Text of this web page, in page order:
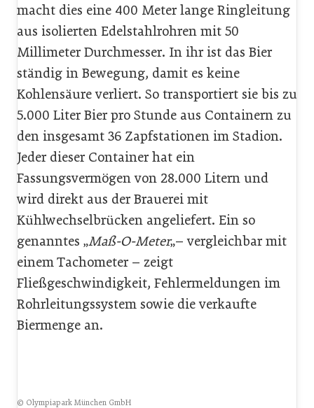
macht dies eine 400 Meter lange Ringleitung
aus isolierten Edelstahlrohren mit 50
Millimeter Durchmesser. In ihr ist das Bier
ständig in Bewegung, damit es keine
Kohlensäure verliert. So transportiert sie bis zu
5.000 Liter Bier pro Stunde aus Containern zu
den insgesamt 36 Zapfstationen im Stadion.
Jeder dieser Container hat ein
Fassungsvermögen von 28.000 Litern und
wird direkt aus der Brauerei mit
Kühlwechselbrücken angeliefert. Ein so
genanntes „Maß-O-Meter„– vergleichbar mit
einem Tachometer – zeigt
Fließgeschwindigkeit, Fehlermeldungen im
Rohrleitungssystem sowie die verkaufte
Biermenge an.
© Olympiapark München GmbH